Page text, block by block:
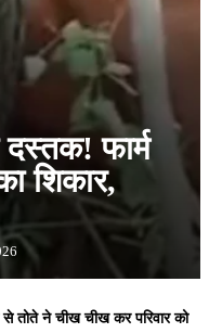
दस्तक! फार्म
शिकार,
से तोते ने चीख चीख कर परिवार को